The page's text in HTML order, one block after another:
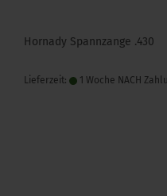
Hornady Spannzange .430
Lieferzeit: 1 Woche NACH